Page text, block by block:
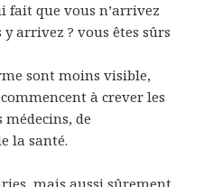
fait que vous n’arrivez
y arrivez ? vous êtes sûrs
sont moins visible,
à crever les
médecins, de
la santé.